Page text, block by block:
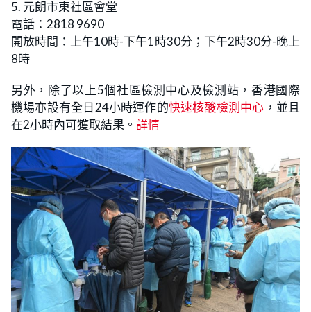
5. 元朗市東社區會堂
電話：2818 9690
開放時間：上午10時-下午1時30分；下午2時30分-晚上
8時
另外，除了以上5個社區檢測中心及檢測站，香港國際
機場亦設有全日24小時運作的快速核酸檢測中心 ，並且
在2小時內可獲取結果。 詳情